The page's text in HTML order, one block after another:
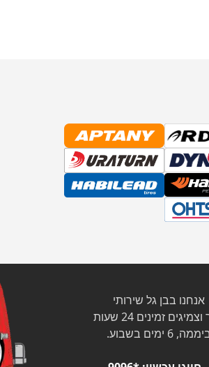
אנחנו בבן גל שירותי
זמינים 24 שעות
6 ימים בשבוע.